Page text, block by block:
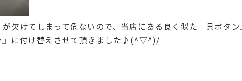
欠けてしまって危ないので、当店にある良く似た『貝ボタ
』に付け替えさせて頂きました♪(^▽^)/